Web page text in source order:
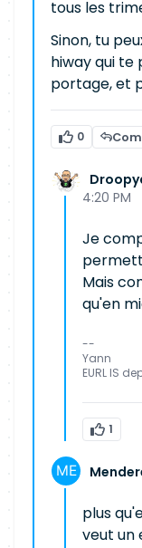
tous les
Sinon, tu
hiway qui te
portage, et
0
4:20 PM
Je
Mais
qu'en
--
Yann
EURL IS
1
plus
veut un